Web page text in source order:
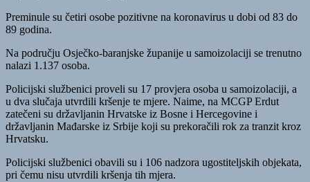
Preminule su četiri osobe pozitivne na koronavirus u dobi od 83 do
89 godina.
Na području Osječko-baranjske županije u samoizolaciji se trenutno
nalazi 1.137 osoba.
Policijski službenici proveli su 17 provjera osoba u samoizolaciji, a
u dva slučaja utvrdili kršenje te mjere. Naime, na MCGP Erdut
zatečeni su državljanin Hrvatske iz Bosne i Hercegovine i
državljanin Mađarske iz Srbije koji su prekoračili rok za tranzit kroz
Hrvatsku.
Policijski službenici obavili su i 106 nadzora ugostiteljskih objekata,
pri čemu nisu utvrdili kršenja tih mjera.